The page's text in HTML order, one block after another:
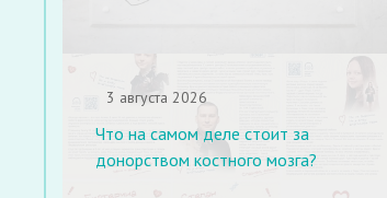
3 августа 2026
Что на самом деле стоит за
донорством костного мозга?